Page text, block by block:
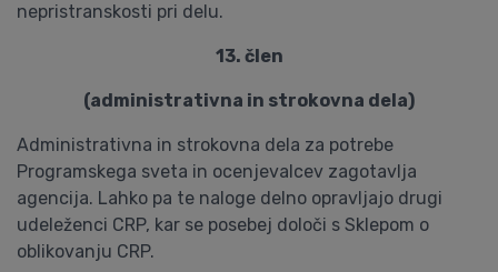
nepristranskosti pri delu.
13. člen
(administrativna in strokovna dela)
Administrativna in strokovna dela za potrebe
Programskega sveta in ocenjevalcev zagotavlja
agencija. Lahko pa te naloge delno opravljajo drugi
udeleženci CRP, kar se posebej določi s Sklepom o
oblikovanju CRP.